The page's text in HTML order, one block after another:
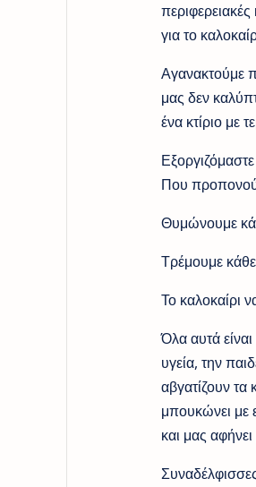
για το
Αγανακτούμε
μας δεν
ένα κτίριο με
Που
Θυμώνουμε
Τρέμουμε
Το καλοκαίρι
Όλα αυτά
υγεία, την
αβγατίζουν
μπουκώνει με
και μας